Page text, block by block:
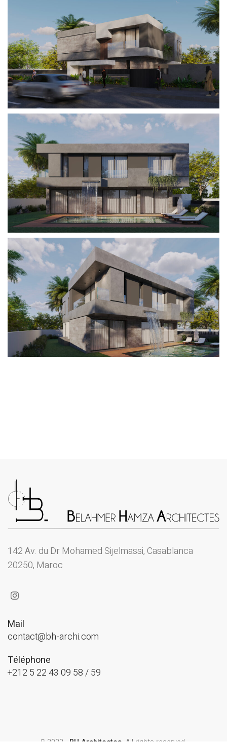
142 Av. du Dr Mohamed Sijelmassi, Casablanca
20250, Maroc
Mail
contact@bh-archi.com
Téléphone
+212 5 22 43 09 58 / 59